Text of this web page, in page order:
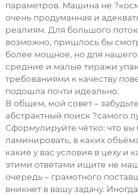
параметров. Машина не
очень продуманная и
реалиям. Для большого
возможно, пришлось бы
более мощное, но для нашего
средние и малые тиражи
требованиями к качеству
подошла почти идеально.
В общем, мой совет –
абстрактный поиск ?самого
Сформулируйте чётко: что вы
ламинировать, в каких
какие у вас условия в цеху и
этими ответами ищите не
очередь – грамотного
вникнет в вашу задачу.